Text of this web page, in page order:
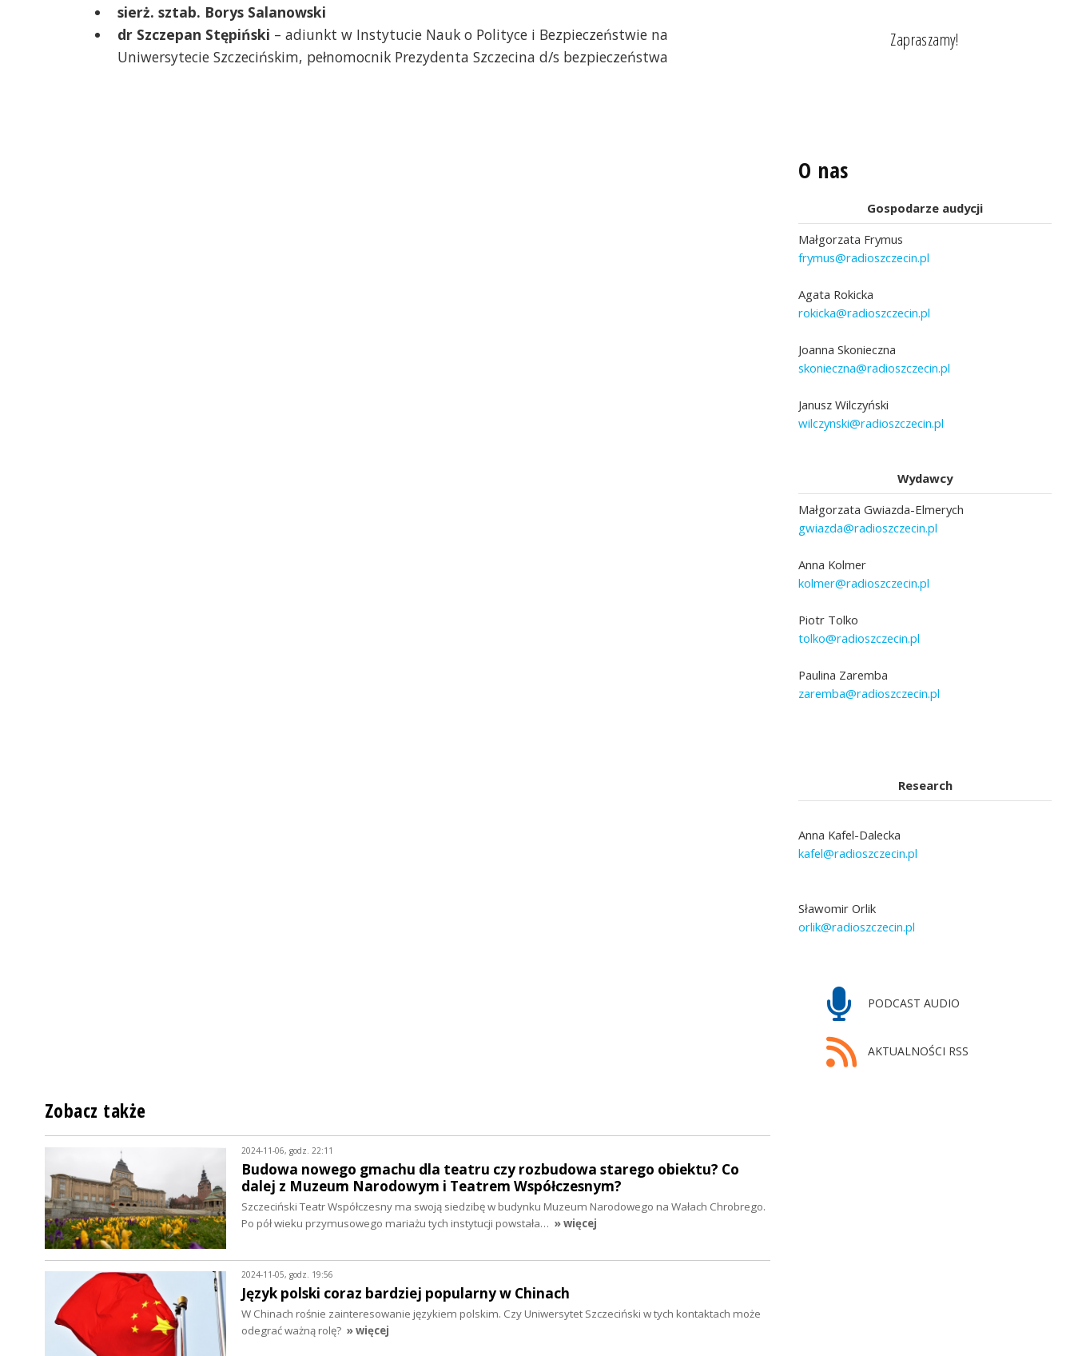
sierż. sztab. Borys Salanowski
dr Szczepan Stępiński – adiunkt w Instytucie Nauk o Polityce i Bezpieczeństwie na
Uniwersytecie Szczecińskim, pełnomocnik Prezydenta Szczecina d/s bezpieczeństwa
Zapraszamy!
O nas
Gospodarze audycji
Małgorzata Frymus
frymus@radioszczecin.pl
Agata Rokicka
rokicka@radioszczecin.pl
Joanna Skonieczna
skonieczna@radioszczecin.pl
Janusz Wilczyński
wilczynski@radioszczecin.pl
Wydawcy
Małgorzata Gwiazda-Elmerych
gwiazda@radioszczecin.pl
Anna Kolmer
kolmer@radioszczecin.pl
Piotr Tolko
tolko@radioszczecin.pl
Paulina Zaremba
zaremba@radioszczecin.pl
Research
Anna Kafel-Dalecka
kafel@radioszczecin.pl
Sławomir Orlik
orlik@radioszczecin.pl
PODCAST AUDIO
AKTUALNOŚCI RSS
Zobacz także
2024-11-06, godz. 22:11
Budowa nowego gmachu dla teatru czy rozbudowa starego obiektu? Co
dalej z Muzeum Narodowym i Teatrem Współczesnym?
Szczeciński Teatr Współczesny ma swoją siedzibę w budynku Muzeum Narodowego na Wałach Chrobrego.
Po pół wieku przymusowego mariażu tych instytucji powstała… » więcej
2024-11-05, godz. 19:56
Język polski coraz bardziej popularny w Chinach
W Chinach rośnie zainteresowanie językiem polskim. Czy Uniwersytet Szczeciński w tych kontaktach może
odegrać ważną rolę? » więcej